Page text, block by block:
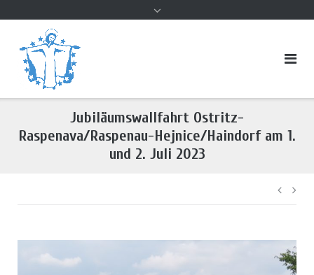
Jubiläumswallfahrt Ostritz-
Raspenava/Raspenau-Hejnice/Haindorf am 1.
und 2. Juli 2023